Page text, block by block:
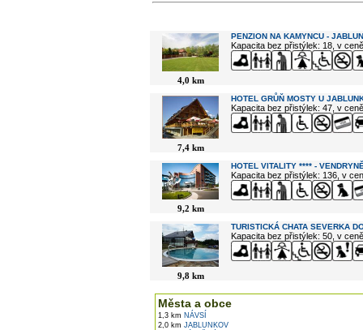
4,0 km
PENZION NA KAMYNCU -
Kapacita bez přistýlek: 18, v
7,4 km
HOTEL GRŮŇ MOSTY U
Kapacita bez přistýlek: 47, v
9,2 km
HOTEL VITALITY **** -
Kapacita bez přistýlek: 136, v
9,8 km
TURISTICKÁ CHATA SEVERKA
Kapacita bez přistýlek: 50, v
Města a obce
1,3 km NÁVSÍ
2,0 km JABLUNKOV